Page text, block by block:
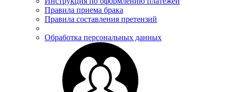
Правила приема брака
Правила составления претензий
Обработка персональных данных